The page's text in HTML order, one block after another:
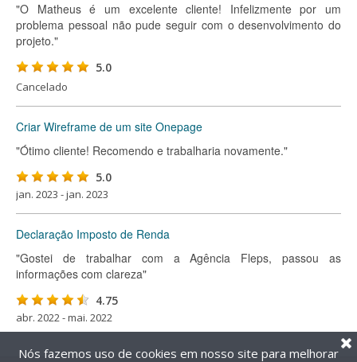
"O Matheus é um excelente cliente! Infelizmente por um
problema pessoal não pude seguir com o desenvolvimento do
projeto."
5.0
Cancelado
Criar Wireframe de um site Onepage
"Ótimo cliente! Recomendo e trabalharia novamente."
5.0
jan. 2023 - jan. 2023
Declaração Imposto de Renda
"Gostei de trabalhar com a Agência Fleps, passou as
informações com clareza"
4.75
abr. 2022 - mai. 2022
Nós fazemos uso de cookies em nosso site para melhorar